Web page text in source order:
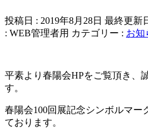
投稿日 : 2019年8月28日 最終更新
: WEB管理者用 カテゴリー : お知
平素より春陽会HPをご覧頂き、
す。
春陽会100回展記念シンボルマー
ております。